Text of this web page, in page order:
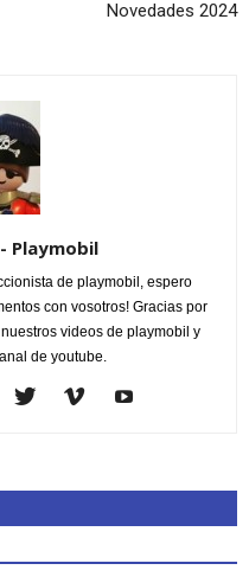
Novedades 2024
Playmobil
de playmobil, espero
con vosotros! Gracias por
videos de playmobil y
de youtube.